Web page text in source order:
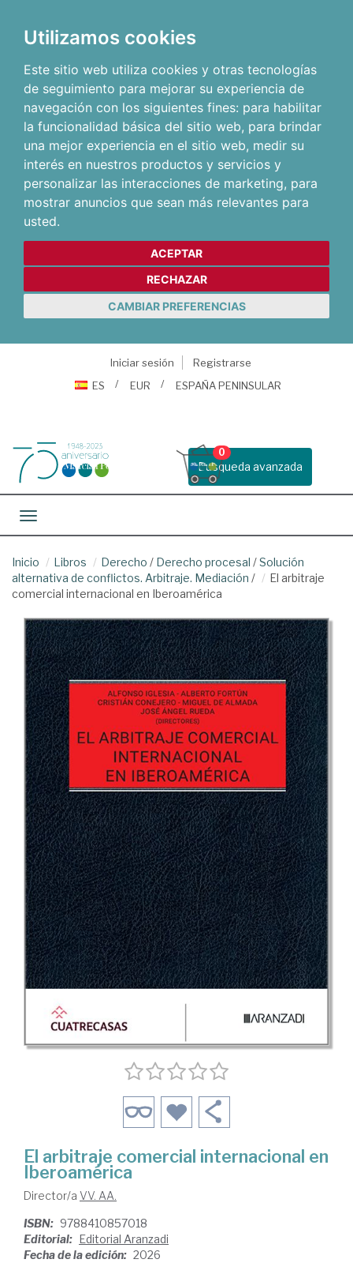
Utilizamos cookies
Este sitio web utiliza cookies y otras tecnologías
de seguimiento para mejorar su experiencia de
navegación con los siguientes fines: para habilitar
la funcionalidad básica del sitio web, para brindar
una mejor experiencia en el sitio web, medir su
interés en nuestros productos y servicios y
personalizar las interacciones de marketing, para
mostrar anuncios que sean más relevantes para
usted.
ACEPTAR
RECHAZAR
CAMBIAR PREFERENCIAS
Iniciar sesión
Registrarse
ES
EUR ESPAÑA PENINSULAR
Busqueda avanzada
0
Toggle navigation
Inicio Libros Derecho / Derecho procesal /Solución
alternativa de conflictos. Arbitraje. Mediación /
El arbitraje
comercial internacional en Iberoamérica
El arbitraje comercial internacional en
Iberoamérica
Director/a VV. AA.
ISBN: 9788410857018
Editorial: Editorial Aranzadi
Fecha de la edición: 2026